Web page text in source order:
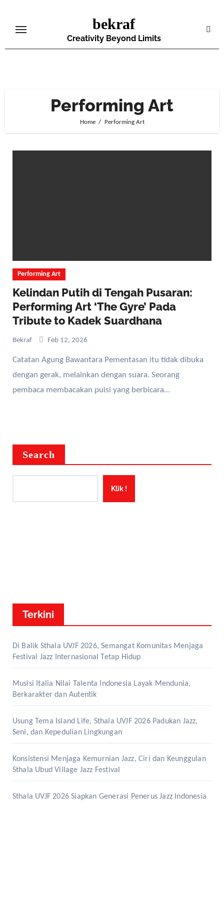
content
bekraf
Creativity Beyond Limits
Performing Art
Home Performing Art
Performing Art
Kelindan Putih di Tengah Pusaran:
Performing Art ‘The Gyre’ Pada
Tribute to Kadek Suardhana
Bekraf Feb 12, 2026
Catatan Agung Bawantara Pementasan itu tidak dibuka
dengan gerak, melainkan dengan suara. Seorang
pembaca membacakan puisi yang berbicara…
Search
Klik !
Terkini
Di Balik Sthala UVJF 2026, Semangat Komunitas Menjaga
Festival Jazz Internasional Tetap Hidup
Musisi Italia Nilai Talenta Indonesia Layak Mendunia,
Berkarakter dan Autentik
Usung Tema Island Life, Sthala UVJF 2026 Padukan Jazz,
Seni, dan Kepedulian Lingkungan
Konsistensi Menjaga Kemurnian Jazz, Ciri dan Keunggulan
Sthala Ubud Village Jazz Festival
Sthala UVJF 2026 Siapkan Generasi Penerus Jazz Indonesia